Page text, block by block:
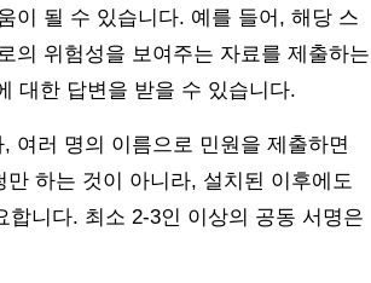
이 될 수 있습니다. 예를 들어, 해당 스
의 위험성을 보여주는 자료를 제출하는
대한 답변을 받을 수 있습니다.
여러 명의 이름으로 민원을 제출하면
하는 것이 아니라, 설치된 이후에도
니다. 최소 2-3인 이상의 공동 서명은